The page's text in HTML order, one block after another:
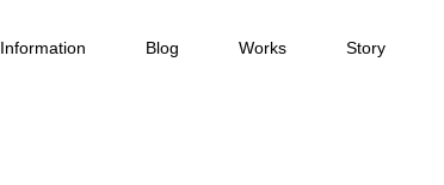
Information Blog Works Story